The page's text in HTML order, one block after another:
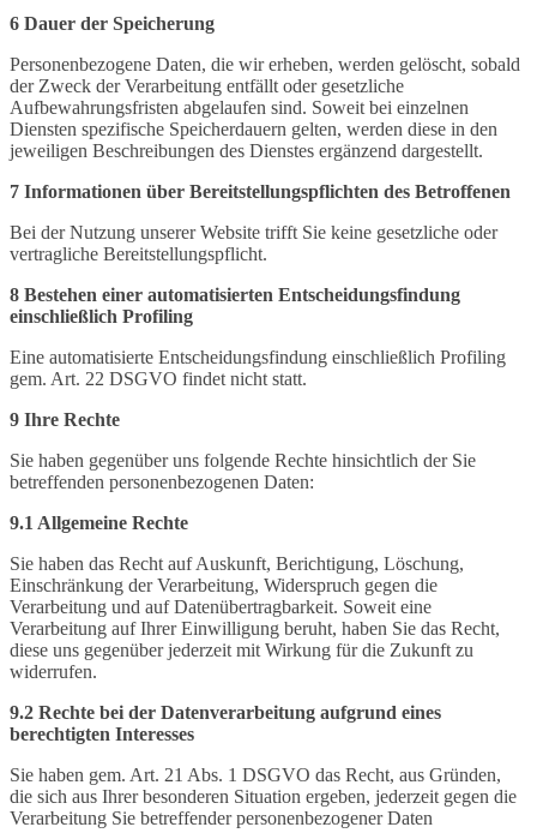
6 Dauer der Speicherung
Personenbezogene Daten, die wir erheben, werden gelöscht, sobald
der Zweck der Verarbeitung entfällt oder gesetzliche
Aufbewahrungsfristen abgelaufen sind. Soweit bei einzelnen
Diensten spezifische Speicherdauern gelten, werden diese in den
jeweiligen Beschreibungen des Dienstes ergänzend dargestellt.
7 Informationen über Bereitstellungspflichten des Betroffenen
Bei der Nutzung unserer Website trifft Sie keine gesetzliche oder
vertragliche Bereitstellungspflicht.
8 Bestehen einer automatisierten Entscheidungsfindung
einschließlich Profiling
Eine automatisierte Entscheidungsfindung einschließlich Profiling
gem. Art. 22 DSGVO findet nicht statt.
9 Ihre Rechte
Sie haben gegenüber uns folgende Rechte hinsichtlich der Sie
betreffenden personenbezogenen Daten:
9.1 Allgemeine Rechte
Sie haben das Recht auf Auskunft, Berichtigung, Löschung,
Einschränkung der Verarbeitung, Widerspruch gegen die
Verarbeitung und auf Datenübertragbarkeit. Soweit eine
Verarbeitung auf Ihrer Einwilligung beruht, haben Sie das Recht,
diese uns gegenüber jederzeit mit Wirkung für die Zukunft zu
widerrufen.
9.2 Rechte bei der Datenverarbeitung aufgrund eines
berechtigten Interesses
Sie haben gem. Art. 21 Abs. 1 DSGVO das Recht, aus Gründen,
die sich aus Ihrer besonderen Situation ergeben, jederzeit gegen die
Verarbeitung Sie betreffender personenbezogener Daten